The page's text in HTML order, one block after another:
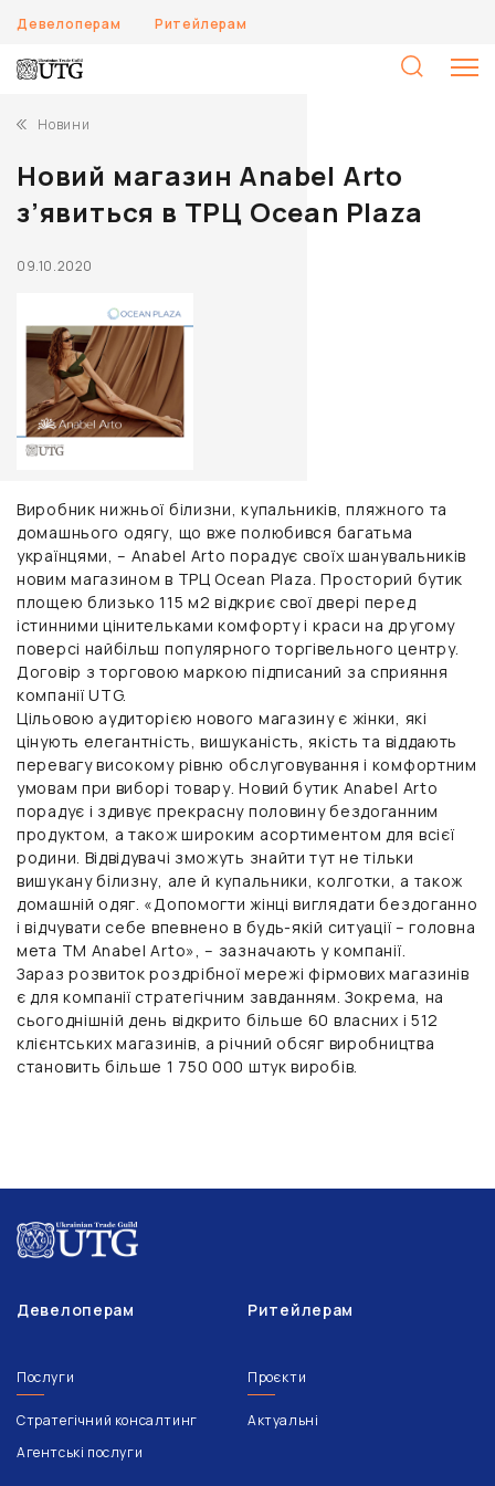
Девелоперам Ритейлерам
Новини
Новий магазин Anabel Arto
з’явиться в ТРЦ Ocean Plaza
09.10.2020
Виробник нижньої білизни, купальників, пляжного та
домашнього одягу, що вже полюбився багатьма
українцями, – Anabel Arto порадує своїх шанувальників
новим магазином в ТРЦ Ocean Plaza. Просторий бутик
площею близько 115 м2 відкриє свої двері перед
істинними цінительками комфорту і краси на другому
поверсі найбільш популярного торгівельного центру.
Договір з торговою маркою підписаний за сприяння
компанії UTG.
Цільовою аудиторією нового магазину є жінки, які
цінують елегантність, вишуканість, якість та віддають
перевагу високому рівню обслуговування і комфортним
умовам при виборі товару. Новий бутик Anabel Arto
порадує і здивує прекрасну половину бездоганним
продуктом, а також широким асортиментом для всієї
родини. Відвідувачі зможуть знайти тут не тільки
вишукану білизну, але й купальники, колготки, а також
домашній одяг. «Допомогти жінці виглядати бездоганно
і відчувати себе впевнено в будь-якій ситуації – головна
мета TM Anabel Arto», – зазначають у компанії.
Зараз розвиток роздрібної мережі фірмових магазинів
є для компанії стратегічним завданням. Зокрема, на
сьогоднішній день відкрито більше 60 власних і 512
клієнтських магазинів, а річний обсяг виробництва
становить більше 1 750 000 штук виробів.
Девелоперам Ритейлерам
Послуги
Стратегічний консалтинг
Агентські послуги
Проєкти
Актуальні